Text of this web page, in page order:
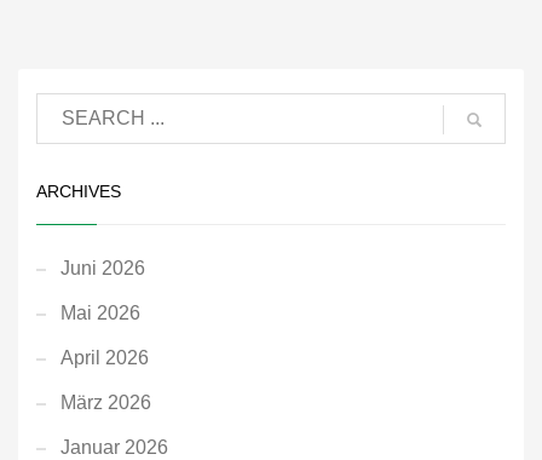
ARCHIVES
Juni 2026
Mai 2026
April 2026
März 2026
Januar 2026